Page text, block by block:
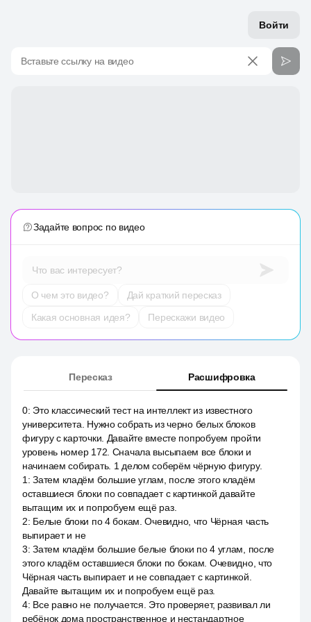
Войти
Вставьте ссылку на видео
Задайте вопрос по видео
Что вас интересует?
О чем это видео?
Дай краткий пересказ
Какая основная идея?
Перескажи видео
Пересказ Расшифровка
0: Это классический тест на интеллект из известного
университета. Нужно собрать из черно белых блоков
фигуру с карточки. Давайте вместе попробуем пройти
уровень номер 172. Сначала высыпаем все блоки и
начинаем собирать. 1 делом соберём чёрную фигуру.
1 :Затем кладём большие углам, после этого кладём
оставшиеся блоки по совпадает с картинкой давайте
вытащим их и попробуем ещё раз.
2: Белые блоки по 4 бокам. Очевидно, что Чёрная часть
выпирает и не
3:Затем кладём большие белые блоки по 4 углам, после
этого кладём оставшиеся блоки по бокам. Очевидно, что
Чёрная часть выпирает и не совпадает с картинкой.
Давайте вытащим их и попробуем ещё раз.
4: Все равно не получается. Это проверяет, развивал ли
ребёнок дома пространственное и нестандартное